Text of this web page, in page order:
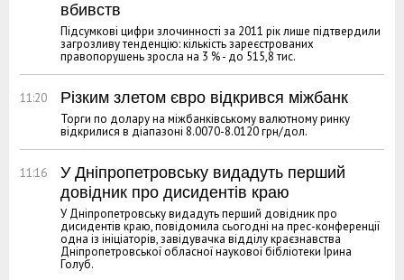
вбивств
Підсумкові цифри злочинності за 2011 рік лише підтвердили
загрозливу тенденцію: кількість зареєстрованих
правопорушень зросла на 3 % - до 515,8 тис.
11:20 Різким злетом євро відкрився міжбанк
Торги по долару на міжбанківському валютному ринку
відкрилися в діапазоні 8.0070-8.0120 грн/дол.
11:16
У Дніпропетровську видадуть перший
довідник про дисидентів краю
У Дніпропетровську видадуть перший довідник про
дисидентів краю, повідомила сьогодні на прес-конференції
одна із ініціаторів, завідувачка відділу краєзнавства
Дніпропетровської обласної наукової бібліотеки Ірина
Голуб.